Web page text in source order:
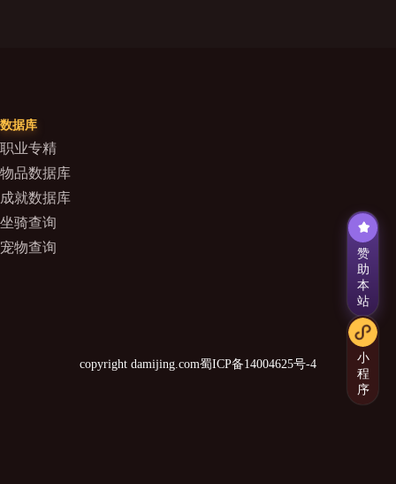
数据库
职业专精
物品数据库
成就数据库
坐骑查询
宠物查询
copyright damijing.com蜀ICP备14004625号-4
赞
助
本
站
小
程
序